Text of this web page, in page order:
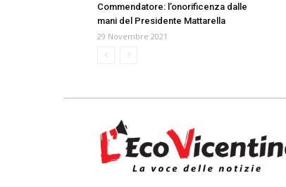
Commendatore: l’onorificenza dalle
mani del Presidente Mattarella
29 Novembre 2021